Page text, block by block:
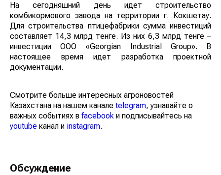
На сегодняшний день идет строительство
комбикормового завода на территории г. Кокшетау.
Для строительства птицефабрики сумма инвестиций
составляет 14,3 млрд тенге. Из них 6,3 млрд тенге –
инвестиции ООО «Georgian Industrial Group». В
настоящее время идет разработка проектной
документации.
Смотрите больше интересных агроновостей
Казахстана на нашем канале telegram, узнавайте о
важных событиях в facebook и подписывайтесь на
youtube канал и instagram.
Обсуждение